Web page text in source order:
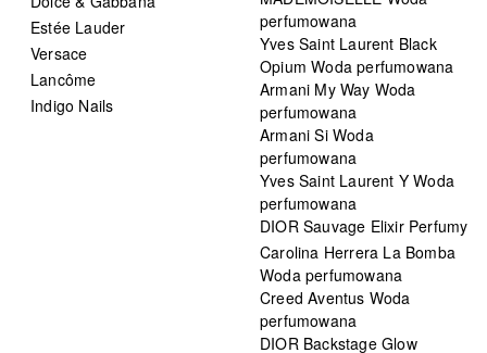
Estée Lauder
Versace
Lancôme
Indigo Nails
perfumowana
Yves Saint Laurent Black
Opium Woda perfumowana
Armani My Way Woda
perfumowana
Armani Si Woda
perfumowana
Yves Saint Laurent Y Woda
perfumowana
DIOR Sauvage Elixir Perfumy
Carolina Herrera La Bomba
Woda perfumowana
Creed Aventus Woda
perfumowana
DIOR Backstage Glow